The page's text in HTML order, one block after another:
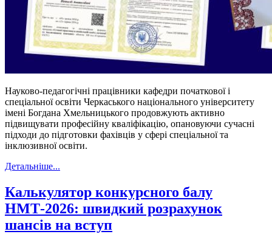
Науково-педагогічні працівники кафедри початкової і
спеціальної освіти Черкаського національного університету
імені Богдана Хмельницького продовжують активно
підвищувати професійну кваліфікацію, опановуючи сучасні
підходи до підготовки фахівців у сфері спеціальної та
інклюзивної освіти.
Детальніше...
Калькулятор конкурсного балу
НМТ-2026: швидкий розрахунок
шансів на вступ